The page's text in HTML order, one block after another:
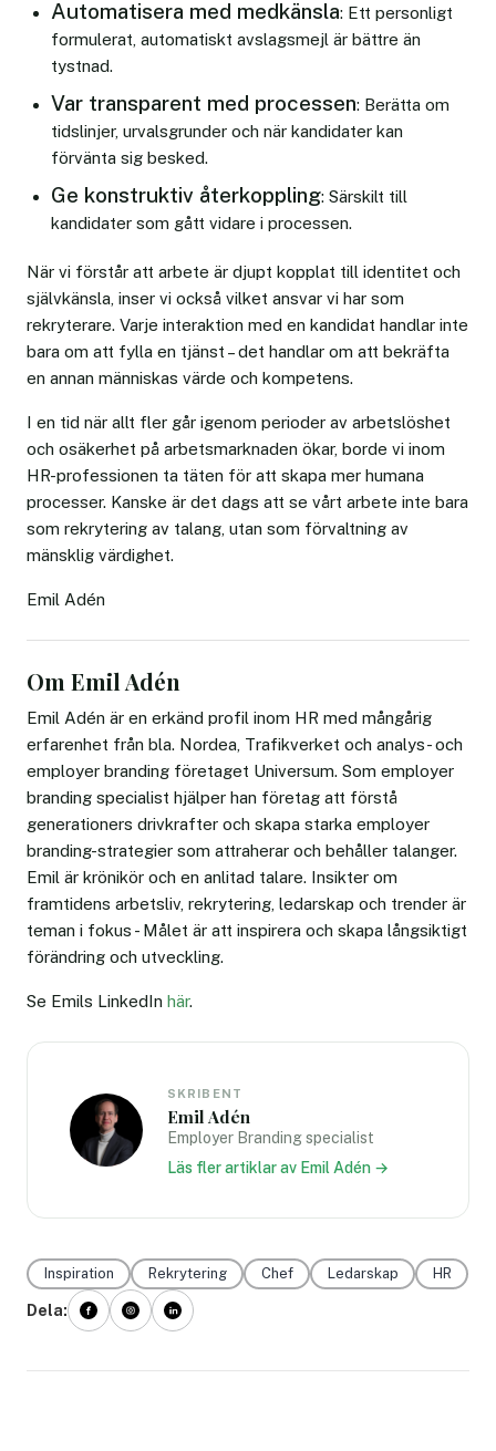
Automatisera med medkänsla: Ett personligt
formulerat, automatiskt avslagsmejl är bättre än
tystnad.
Var transparent med processen: Berätta om
tidslinjer, urvalsgrunder och när kandidater kan
förvänta sig besked.
Ge konstruktiv återkoppling: Särskilt till
kandidater som gått vidare i processen.
När vi förstår att arbete är djupt kopplat till identitet och
självkänsla, inser vi också vilket ansvar vi har som
rekryterare. Varje interaktion med en kandidat handlar inte
bara om att fylla en tjänst – det handlar om att bekräfta
en annan människas värde och kompetens.
I en tid när allt fler går igenom perioder av arbetslöshet
och osäkerhet på arbetsmarknaden ökar, borde vi inom
HR-professionen ta täten för att skapa mer humana
processer. Kanske är det dags att se vårt arbete inte bara
som rekrytering av talang, utan som förvaltning av
mänsklig värdighet.
Emil Adén
Om Emil Adén
Emil Adén är en erkänd profil inom HR med mångårig
erfarenhet från bla. Nordea, Trafikverket och analys- och
employer branding företaget Universum. Som employer
branding specialist hjälper han företag att förstå
generationers drivkrafter och skapa starka employer
branding-strategier som attraherar och behåller talanger.
Emil är krönikör och en anlitad talare. Insikter om
framtidens arbetsliv, rekrytering, ledarskap och trender är
teman i fokus - Målet är att inspirera och skapa långsiktigt
förändring och utveckling.
Se Emils LinkedIn här.
SKRIBENT
Emil Adén
Employer Branding specialist
Läs fler artiklar av Emil Adén →
Inspiration Rekrytering Chef Ledarskap HR
Dela: